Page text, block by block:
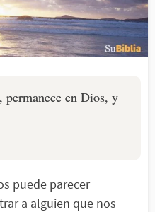
permanece en Dios, y
puede parecer
a alguien que nos